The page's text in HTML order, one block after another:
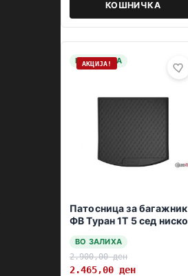
КОШНИЧКА
НА ЗАЛИХА
АКЦИЈА!
Патосница за багажник
ФВ Туран 1Т 5 сед ниско
ВО ЗАЛИХА
2.900,00ден
2.465,00 ден